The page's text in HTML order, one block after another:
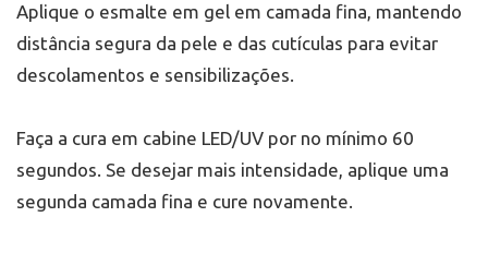
Aplique o esmalte em gel em camada fina, mantendo
distância segura da pele e das cutículas para evitar
descolamentos e sensibilizações.
Faça a cura em cabine LED/UV por no mínimo 60
segundos. Se desejar mais intensidade, aplique uma
segunda camada fina e cure novamente.